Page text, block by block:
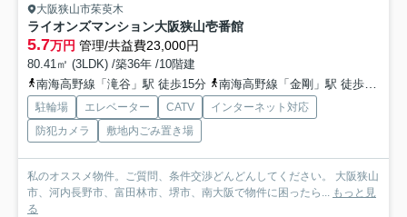
大阪狭山市茱萸木
ライオンズマンション大阪狭山壱番館
5.7万円 管理/共益費23,000円
80.41㎡ (3LDK) /築36年 /10階建
南海高野線「滝谷」駅 徒歩15分
南海高野線「金剛」駅 徒歩34分
駐輪場 エレベーター CATV
インターネット対応
防犯カメラ
敷地内ごみ置き場
私のオススメ物件。ご質問、条件交渉どんどんしてください。 大阪狭山
市、河内長野市、富田林市、堺市、南大阪で物件に困ったら... もっと見
る